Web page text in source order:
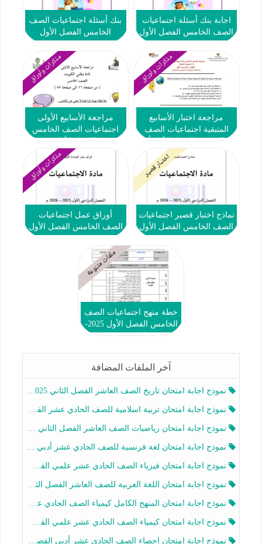
اجابة بنك أسئلة اجتماعيات
الصف الخامس الفصل الأول
بنك أسئلة اجتماعيات الصف
الخامس الفصل الأول
مذكرات وأوراق
مراجعة اختبار الأسابيع
المتبقية اجتماعيات الصف
بشاير الضبيب
مذكرات وأوراق
مراجعة الأسابيع الأولى
اجتماعيات الصف الخامس
اختبار قصير
نماذج اختبار قصير اجتماعيات
الصف الخامس الفصل الأول
مذكرات وأوراق
أوراق عمل اجتماعيات
الصف الخامس الفصل الأول
ملفات متنوعة
خطة منهج اجتماعيات الصف
الخامس الفصل الأول 2025-
آخر الملفات المضافة
نموذج اجابة امتحان تاريخ الصف العاشر الفصل الثاني 2025-2026
نموذج اجابة امتحان تربية اسلامية للصف الحادي عشر الفصل الثاني 2025-2026
نموذج اجابة امتحان رياضيات الصف العاشر الفصل الثاني 2025-2026
نموذج اجابة امتحان لغة فرنسية للصف الحادي عشر أدبي الفصل الثاني 2025-2026
نموذج اجابة امتحان فيزياء الصف الحادي عشر علمي الفصل الثاني 2025-2026
نموذج اجابة امتحان اللغة العربية للصف العاشر الفصل الثاني 2025-2026
نموذج اجابة امتحان المنهج الكامل كيمياء الصف الحادي عشر علمي الفصل الثاني 2025-2026
نموذج اجابة امتحان كيمياء الصف الحادي عشر علمي الفصل الثاني 2025-2026
نموذج اجابة امتحان احصاء الصف الحادي عشر أدبي الفصل الثاني 2025-2026